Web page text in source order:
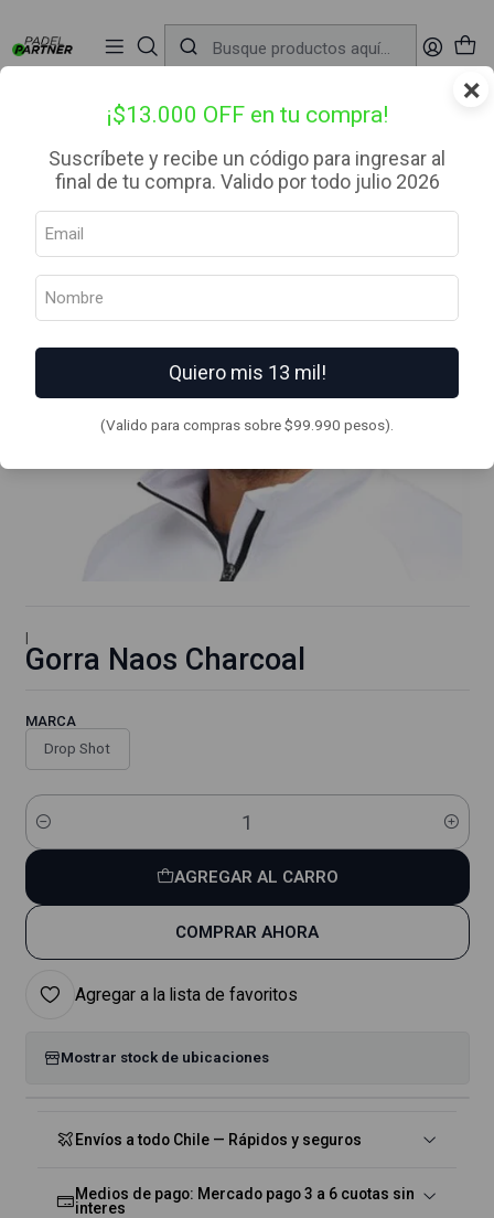
×
¡$13.000 OFF en tu compra!
Suscríbete y recibe un código para ingresar al
final de tu compra. Valido por todo julio 2026
Quiero mis 13 mil!
(Valido para compras sobre $99.990 pesos).
📦 Envío Gratis desde $99.990 — Entrega en RM el mismo día🔥Compra
antes de las 12:00 hrs (día hábil) y recibe hoy mismo.
|
Gorra Naos Charcoal
MARCA
Drop Shot
Cantidad
AGREGAR AL CARRO
COMPRAR AHORA
Agregar a la lista de favoritos
Mostrar stock de ubicaciones
Envíos a todo Chile — Rápidos y seguros
Medios de pago: Mercado pago 3 a 6 cuotas sin
interes